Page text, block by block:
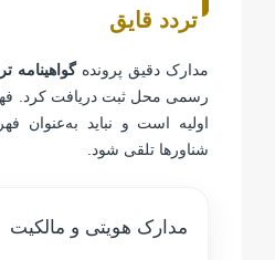
تردد قایق
مدارک دقیق پروندهگواهینامه
رسمی محل ثبت دریافت کرد.
اولیه است و نباید
شناورها تلقی شود.
مدارک هویتی و مالکیت